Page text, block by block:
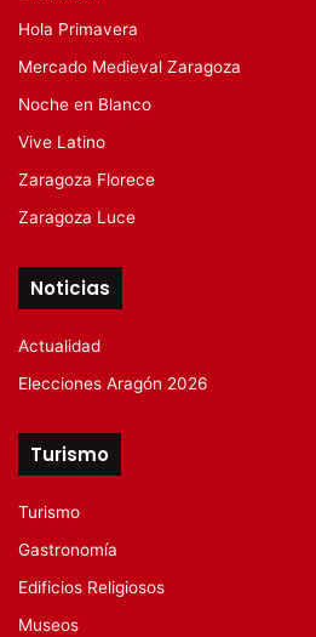
Hola Primavera
Mercado Medieval Zaragoza
Noche en Blanco
Vive Latino
Zaragoza Florece
Zaragoza Luce
Noticias
Actualidad
Elecciones Aragón 2026
Turismo
Turismo
Gastronomía
Edificios Religiosos
Museos